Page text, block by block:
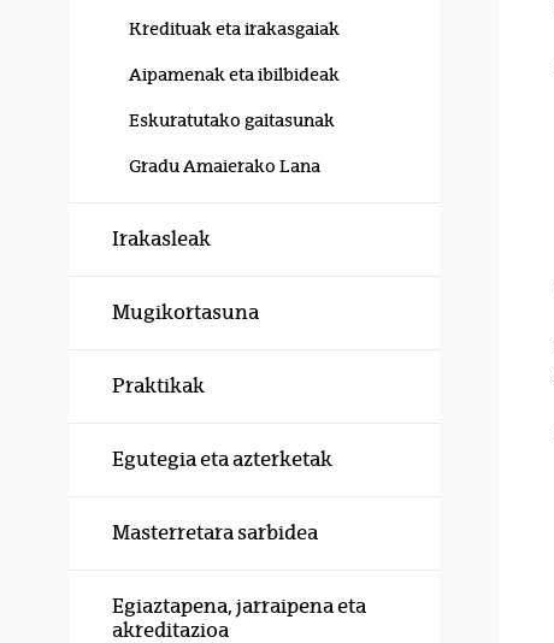
Kredituak eta irakasgaiak
Aipamenak eta ibilbideak
Eskuratutako gaitasunak
Gradu Amaierako Lana
Irakasleak
Mugikortasuna
Praktikak
Egutegia eta azterketak
Masterretara sarbidea
Egiaztapena, jarraipena eta
akreditazioa